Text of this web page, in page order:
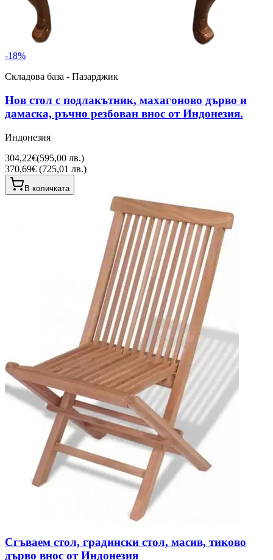
-18%
Складова база - Пазарджик
Нов стол с подлакътник, махагоново дърво и
дамаска, ръчно резбован внос от Индонезия.
Индонезия
304,22€(595,00 лв.)
370,69€ (725,01 лв.)
В количката
Сгъваем стол, градински стол, масив, тиково
дърво внос от Индонезия